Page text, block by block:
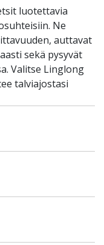
luotettavia
Ne
auttavat
sekä pysyvät
Valitse Linglong
talviajostasi